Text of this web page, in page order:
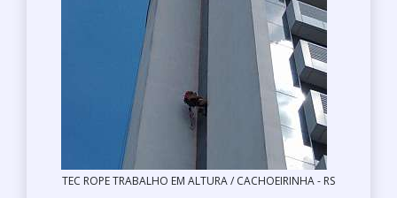
TEC ROPE TRABALHO EM ALTURA / CACHOEIRINHA - RS